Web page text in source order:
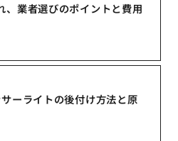
、業者選びのポイントと費用
ーライトの後付け方法と原